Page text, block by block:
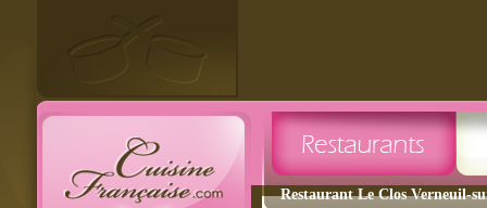
Restaurant Le Clos Verneuil-